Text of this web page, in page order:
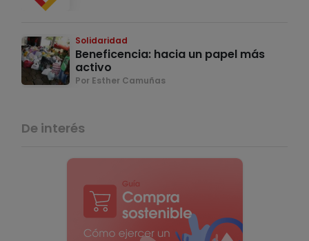
Solidaridad
Beneficencia: hacia un papel más
activo
Por Esther Camuñas
De interés